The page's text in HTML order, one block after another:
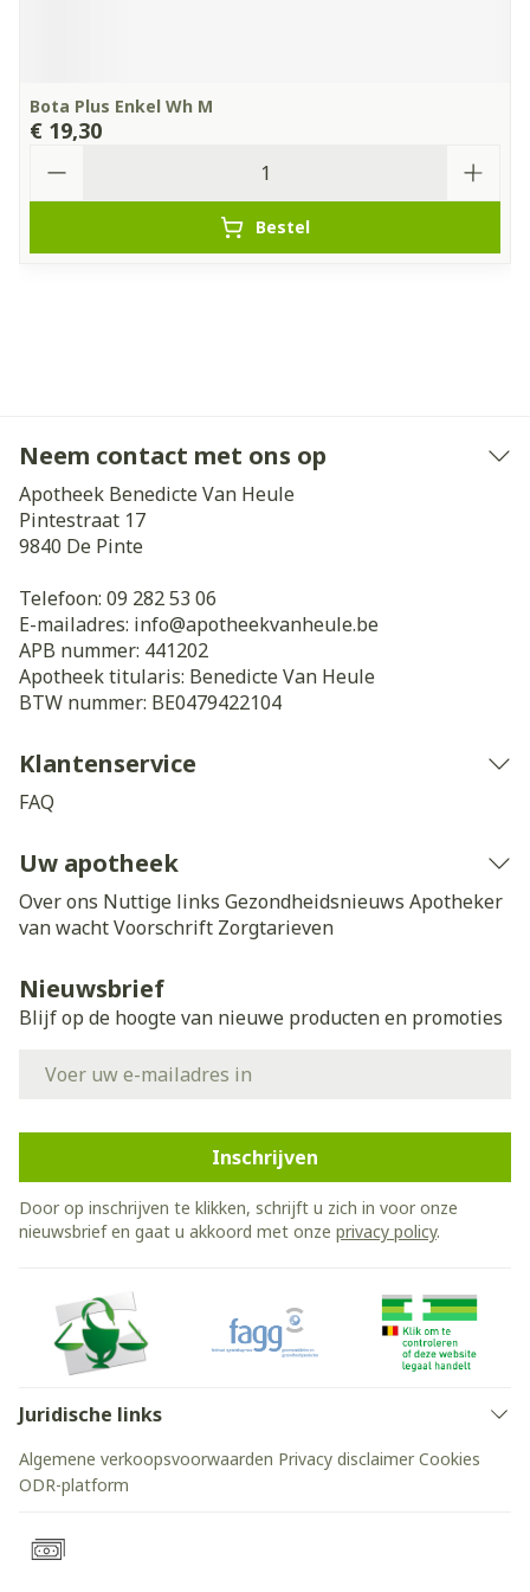
Bota Plus Enkel Wh M
€ 19,30
Bestel
Neem contact met ons op
Apotheek Benedicte Van Heule
Pintestraat 17
9840 De Pinte
Telefoon: 09 282 53 06
E-mailadres: info@apotheekvanheule.be
APB nummer: 441202
Apotheek titularis: Benedicte Van Heule
BTW nummer: BE0479422104
Klantenservice
FAQ
Uw apotheek
Over ons Nuttige links Gezondheidsnieuws Apotheker
van wachtVoorschrift Zorgtarieven
Nieuwsbrief
Blijf op de hoogte van nieuwe producten en promoties
Inschrijven
Door op inschrijven te klikken, schrijft u zich in voor onze
nieuwsbrief en gaat u akkoord met onze privacy policy.
Juridische links
Algemene verkoopsvoorwaarden Privacy disclaimer Cookies
ODR-platform